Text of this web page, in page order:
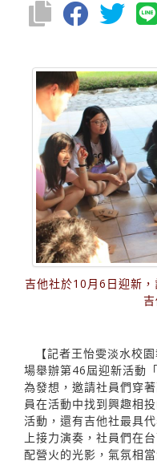
吉他社於10月6日迎新
吉
【記者王怡雯淡水校
場舉辦第46屆迎新活動
為發想，邀請社員們穿
員在活動中找到興趣相
活動，還有吉他社最具
上接力演奏，社員們在
配營火的光影，氣氛相當